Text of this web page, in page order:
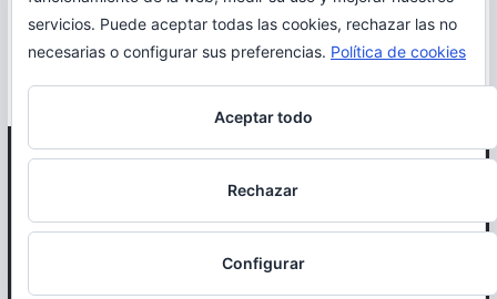
Correr en La Rioja
Otro proyecto deMiRioja
servicios. Puede aceptar todas las cookies, rechazar las no
necesarias o configurar sus preferencias. Política de cookies
Aceptar todo
Rechazar
Configurar